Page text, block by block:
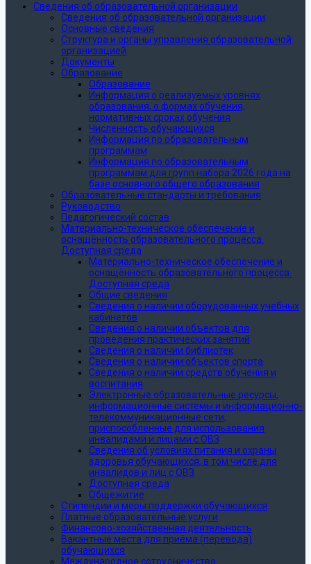
Сведения об образовательной организации
Сведения об образовательной организации
Основные сведения
Структура и органы управления образовательной
организацией
Документы
Образование
Образование
Информация о реализуемых уровнях
образования, о формах обучения,
нормативных сроках обучения
Численность обучающихся
Информация по образовательным
программам
Информация по образовательным
программам для групп набора 2026 года на
базе основного общего образования
Образовательные стандарты и требования
Руководство
Педагогический состав
Материально-техническое обеспечение и
оснащённость образовательного процесса.
Доступная среда
Материально-техническое обеспечение и
оснащённость образовательного процесса.
Доступная среда
Общие сведения
Сведения о наличии оборудованных учебных
кабинетов
Сведения о наличии объектов для
проведения практических занятий
Сведения о наличии библиотек
Сведения о наличии объектов спорта
Сведения о наличии средств обучения и
воспитания
Электронные образовательные ресурсы,
информационные системы и информационно-
телекоммуникационные сети,
приспособленные для использования
инвалидами и лицами с ОВЗ
Сведения об условиях питания и охраны
здоровья обучающихся, в том числе для
инвалидов и лиц с ОВЗ
Доступная среда
Общежитие
Стипендии и меры поддержки обучающихся
Платные образовательные услуги
Финансово-хозяйственная деятельность
Вакантные места для приёма (перевода)
обучающихся
Международное сотрудничество